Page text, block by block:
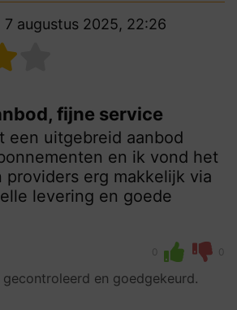
7 augustus 2025, 22:26
fijne service
een uitgebreid aanbod
en ik vond het
providers erg makkelijk via
levering en goede
0 0
en goedgekeurd.